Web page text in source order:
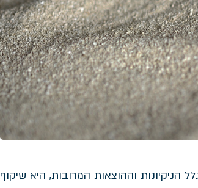
וההוצאות המרובות, היא שיקוף